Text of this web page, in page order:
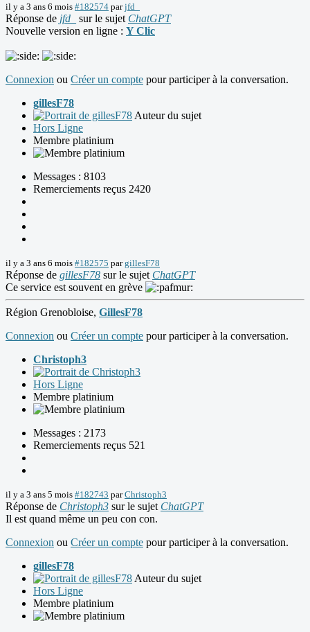
il y a 3 ans 6 mois #182574 parjfd_
Réponse de jfd_ sur le sujet ChatGPT
Nouvelle version en ligne : Y Clic
Connexion ou Créer un compte pour participer à la conversation.
gillesF78
Auteur du sujet
Hors Ligne
Membre platinium
Messages : 8103
Remerciements reçus 2420
il y a 3 ans 6 mois #182575 pargillesF78
Réponse de gillesF78 sur le sujet ChatGPT
Ce service est souvent en grève
Région Grenobloise, GillesF78
Connexion ou Créer un compte pour participer à la conversation.
Christoph3
Hors Ligne
Membre platinium
Messages : 2173
Remerciements reçus 521
il y a 3 ans 5 mois #182743 parChristoph3
Réponse de Christoph3 sur le sujet ChatGPT
Il est quand même un peu con con.
Connexion ou Créer un compte pour participer à la conversation.
gillesF78
Auteur du sujet
Hors Ligne
Membre platinium